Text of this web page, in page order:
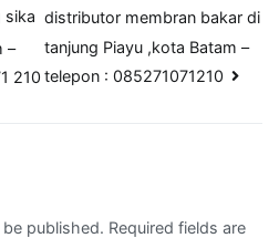
sika
–
210
distributor membran bakar di
tanjung Piayu ,kota Batam –
telepon : 085271071210
published. Required fields are